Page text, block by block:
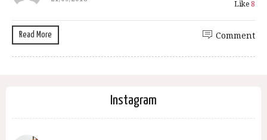
Like 8
Read More Comment
Instagram